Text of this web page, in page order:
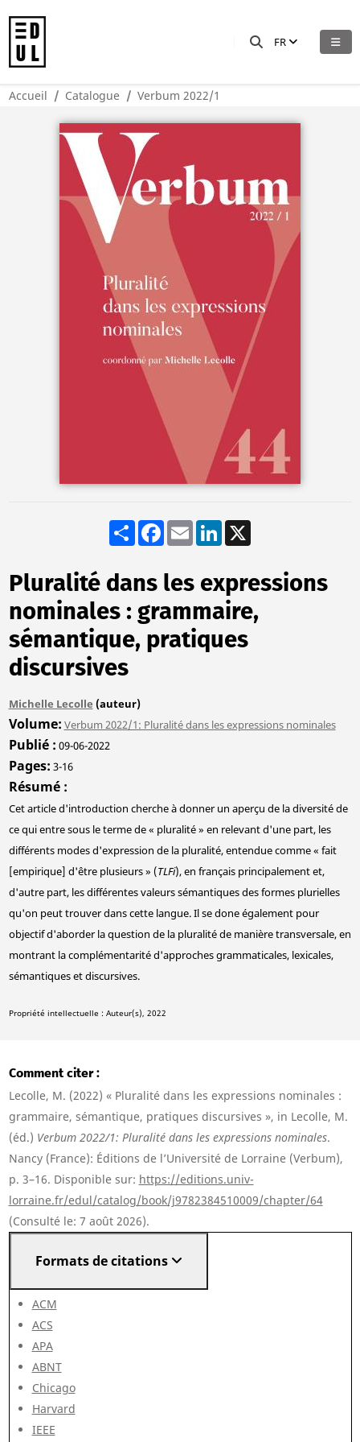
FR
Accueil Catalogue Verbum 2022/1
Share Facebook
Email LinkedIn
Pluralité dans les expressions
nominales : grammaire,
sémantique, pratiques
discursives
Michelle Lecolle (auteur)
Volume Verbum 2022/1: Pluralité dans les expressions nominales
Publié 09-06-2022
Pages 3-16
Résumé
Cet article d'introduction cherche à donner un aperçu de la diversité de
ce qui entre sous le terme de « pluralité » en relevant d'une part, les
différents modes d'expression de la pluralité, entendue comme « fait
[empirique] d'être plusieurs » (TLFi), en français principalement et,
d'autre part, les différentes valeurs sémantiques des formes plurielles
qu'on peut trouver dans cette langue. Il se done également pour
objectif d'aborder la question de la pluralité de manière transversale, en
montrant la complémentarité d'approches grammaticales, lexicales,
sémantiques et discursives.
Propriété intellectuelle : Auteur(s), 2022
Comment citer
Lecolle, M. (2022) « Pluralité dans les expressions nominales :
grammaire, sémantique, pratiques discursives », in Lecolle, M.
(éd.) Verbum 2022/1: Pluralité dans les expressions nominales.
Nancy (France): Éditions de l’Université de Lorraine (Verbum),
p. 3–16. Disponible sur: https://editions.univ-
lorraine.fr/edul/catalog/book/j9782384510009/chapter/64
(Consulté le: 7 août 2026).
Formats de citations
ACM
ACS
APA
ABNT
Chicago
Harvard
IEEE